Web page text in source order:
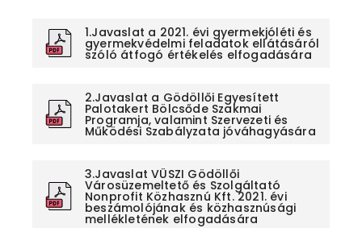
1.Javaslat a 2021. évi gyermekjóléti és
gyermekvédelmi feladatok ellátásáról
szóló átfogó értékelés elfogadására
2.Javaslat a Gödöllői Egyesített
Palotakert Bölcsőde Szakmai
Programja, valamint Szervezeti és
Működési Szabályzata jóváhagyására
3.Javaslat VÜSZI Gödöllői
Városüzemeltető és Szolgáltató
Nonprofit Közhasznú Kft. 2021. évi
beszámolójának és közhasznúsági
mellékletének elfogadására